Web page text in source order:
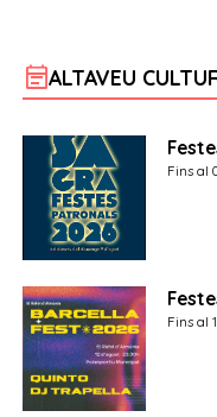
event_noteALTAVEU
Fins al
Fins al